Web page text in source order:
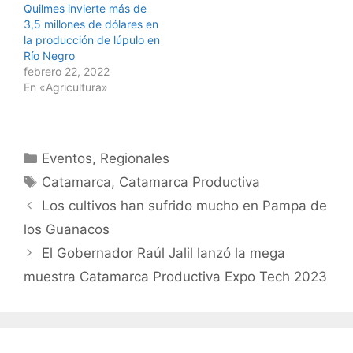
Quilmes invierte más de
3,5 millones de dólares en
la producción de lúpulo en
Río Negro
febrero 22, 2022
En «Agricultura»
Categorías
Eventos, Regionales
Etiquetas
Catamarca, Catamarca Productiva
Navegación
de
Los cultivos han sufrido mucho en Pampa de
los Guanacos
El Gobernador Raúl Jalil lanzó la mega
muestra Catamarca Productiva Expo Tech 2023